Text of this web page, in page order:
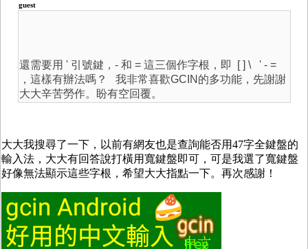
guest
還需要用 ' 引號鍵，- 和 = 這三個作字根，即 [ ] \ ' - =
，這樣有辦法嗎？ 我非常喜歡GCIN的多功能，先謝謝
大大辛苦勞作。盼有空回覆。
大大我搜尋了一下，以前有網友也是查詢能否用47字全鍵盤的
輸入法，大大有回答說打橫用寬鍵盤即可，可是我選了寬鍵盤
好像無法顯示這些字根，希望大大指點一下。再次感謝！